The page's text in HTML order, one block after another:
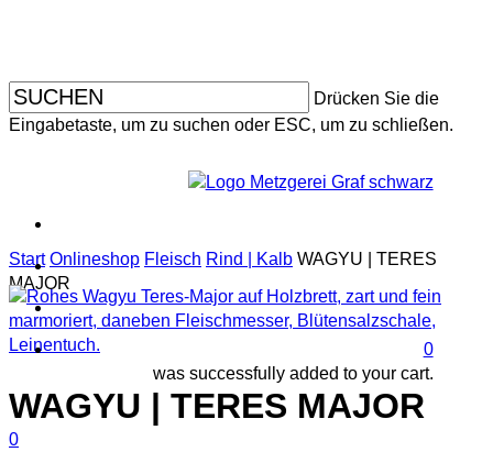
content
Drücken Sie die
Eingabetaste, um zu suchen oder ESC, um zu schließen.
search
account
0
was successfully added to your cart.
search
account
0
Start Onlineshop Fleisch Rind | Kalb WAGYU | TERES
MAJOR
WAGYU | TERES MAJOR